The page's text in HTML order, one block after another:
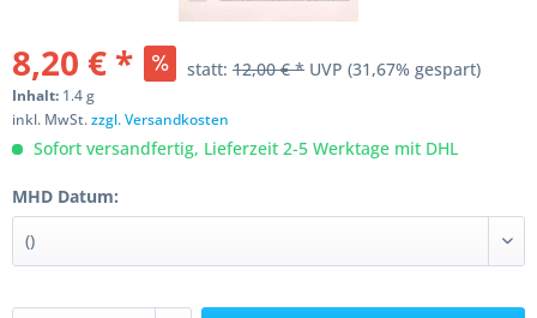
8,20 € * statt: 12,00 € * UVP (31,67% gespart)
Inhalt: 1.4 g
inkl. MwSt.zzgl. Versandkosten
Sofort versandfertig, Lieferzeit 2-5 Werktage mit DHL
MHD Datum: